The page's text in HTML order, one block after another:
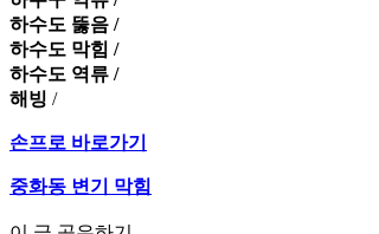
하수도 뚫음 /
하수도 막힘 /
하수도 역류 /
해빙 /
손프로 바로가기
중화동 변기 막힘